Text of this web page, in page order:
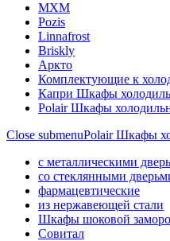
МХМ
Pozis
Linnafrost
Briskly
Аркто
Комплектующие к
Капри Шкафы
Polair Шкафы
Close submenuPolair Шкафы
с металлическими
со стеклянными
фармацевтические
из нержавеющей стали
Шкафы шоковой
Совитал